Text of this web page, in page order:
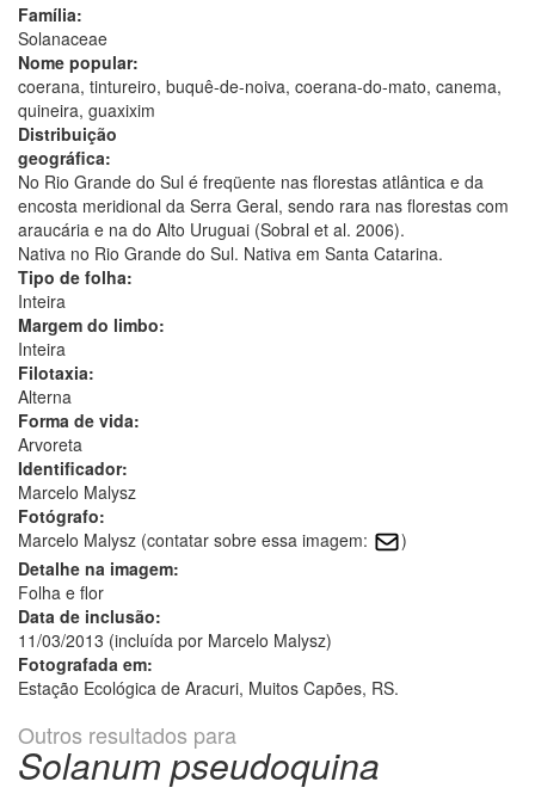
Família:
Solanaceae
Nome popular:
coerana, tintureiro, buquê-de-noiva, coerana-do-mato, canema,
quineira, guaxixim
Distribuição
geográfica:
No Rio Grande do Sul é freqüente nas florestas atlântica e da
encosta meridional da Serra Geral, sendo rara nas florestas com
araucária e na do Alto Uruguai (Sobral et al. 2006).
Nativa no Rio Grande do Sul. Nativa em Santa Catarina.
Tipo de folha:
Inteira
Margem do limbo:
Inteira
Filotaxia:
Alterna
Forma de vida:
Arvoreta
Identificador:
Marcelo Malysz
Fotógrafo:
Marcelo Malysz (contatar sobre essa imagem:
)
Detalhe na imagem:
Folha e flor
Data de inclusão:
11/03/2013 (incluída por Marcelo Malysz)
Fotografada em:
Estação Ecológica de Aracuri, Muitos Capões, RS.
Outros resultados para
Solanum pseudoquina